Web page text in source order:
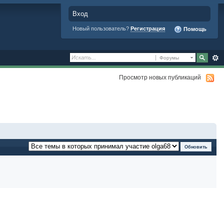
Вход
Новый пользователь? Регистрация Помощь
Форумы
Просмотр новых публикаций